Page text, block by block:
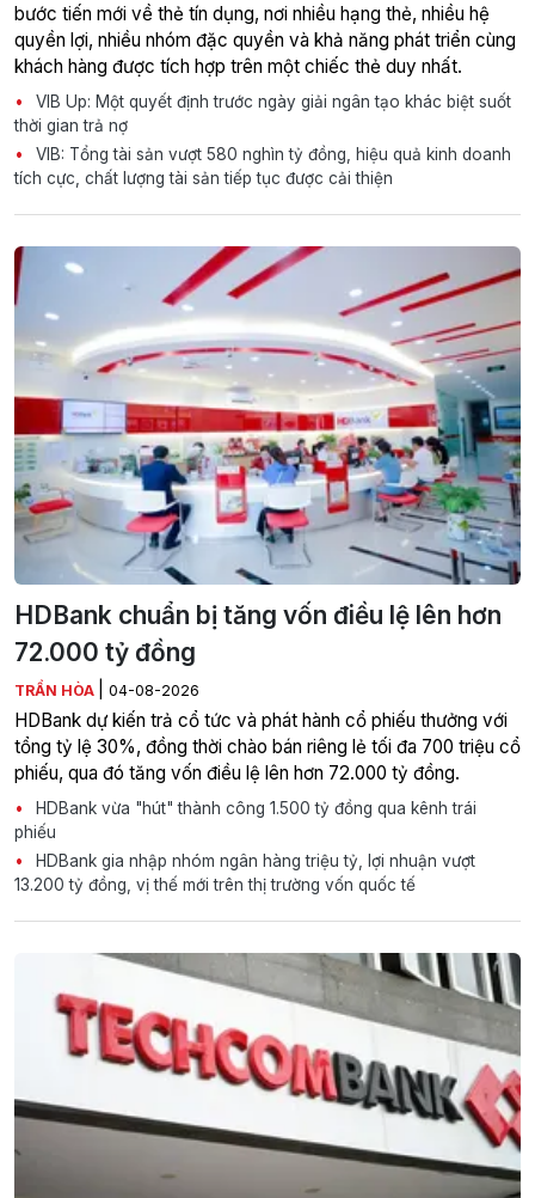
bước tiến mới về thẻ tín dụng, nơi nhiều hạng thẻ, nhiều hệ
quyền lợi, nhiều nhóm đặc quyền và khả năng phát triển cùng
khách hàng được tích hợp trên một chiếc thẻ duy nhất.
VIB Up: Một quyết định trước ngày giải ngân tạo khác biệt suốt
thời gian trả nợ
VIB: Tổng tài sản vượt 580 nghìn tỷ đồng, hiệu quả kinh doanh
tích cực, chất lượng tài sản tiếp tục được cải thiện
HDBank chuẩn bị tăng vốn điều lệ lên hơn
72.000 tỷ đồng
TRẦN HÒA 04-08-2026
HDBank dự kiến trả cổ tức và phát hành cổ phiếu thưởng với
tổng tỷ lệ 30%, đồng thời chào bán riêng lẻ tối đa 700 triệu cổ
phiếu, qua đó tăng vốn điều lệ lên hơn 72.000 tỷ đồng.
HDBank vừa "hút" thành công 1.500 tỷ đồng qua kênh trái
phiếu
HDBank gia nhập nhóm ngân hàng triệu tỷ, lợi nhuận vượt
13.200 tỷ đồng, vị thế mới trên thị trường vốn quốc tế